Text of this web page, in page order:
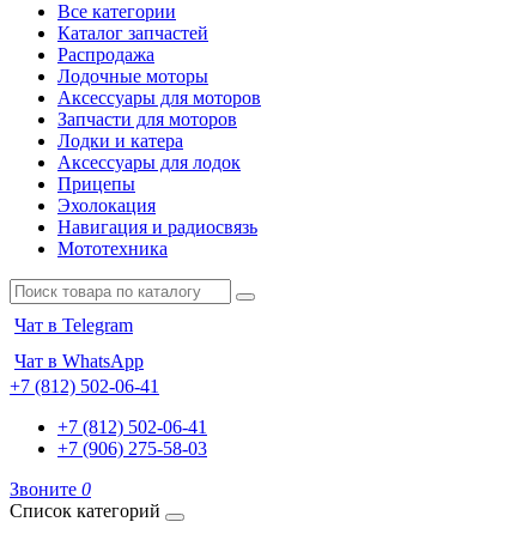
Все категории
Каталог запчастей
Распродажа
Лодочные моторы
Аксессуары для моторов
Запчасти для моторов
Лодки и катера
Аксессуары для лодок
Прицепы
Эхолокация
Навигация и радиосвязь
Мототехника
Чат в Telegram
Чат в WhatsApp
+7 (812) 502-06-41
+7 (812) 502-06-41
+7 (906) 275-58-03
Звоните 0
Список категорий